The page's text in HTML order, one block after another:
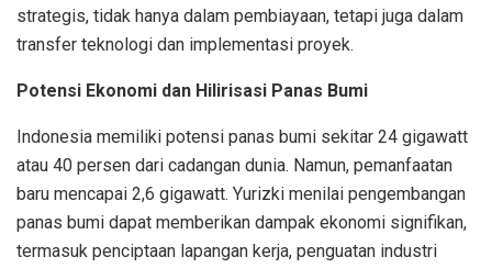
strategis, tidak hanya dalam pembiayaan, tetapi juga dalam
transfer teknologi dan implementasi proyek.
Potensi Ekonomi dan Hilirisasi Panas Bumi
Indonesia memiliki potensi panas bumi sekitar 24 gigawatt
atau 40 persen dari cadangan dunia. Namun, pemanfaatan
baru mencapai 2,6 gigawatt. Yurizki menilai pengembangan
panas bumi dapat memberikan dampak ekonomi signifikan,
termasuk penciptaan lapangan kerja, penguatan industri